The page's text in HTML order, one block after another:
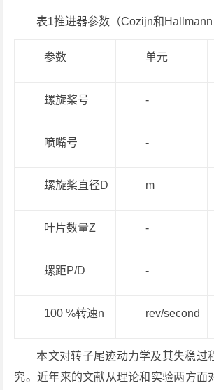
表1推进器参数（Cozijn和Hallmann
参数 单元
螺旋桨号 -
喷嘴号 -
螺旋桨直径D m
叶片数量Z -
螺距P/D -
100 %转速n rev/second
本文对转子尾迹动力学及其失稳过
究。近年来的文献从理论和实验两方面